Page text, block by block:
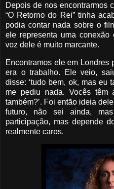
Depois de nos encontrarmos
“O Retorno do Rei” tinha
podia contar nada sobre o
ele representa uma
voz dele é muito marcante.
Encontramos ele em Londres
era o trabalho. Ele veio,
disse: ‘tudo bem, ok, mas eu
me pediu nada. Vocês têm
também?’. Foi então ideia
futuro, não sei ainda,
participação, mas depende
realmente caros.